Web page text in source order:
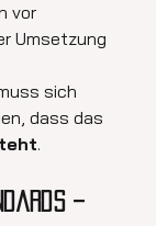
vor
Umsetzung
sich
dass das
.
–